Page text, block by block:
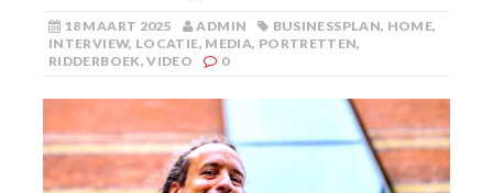
18 MAART 2025 ADMIN BUSINESSPLAN, HOME,
INTERVIEW, LOCATIE, MEDIA, PORTRETTEN,
RIDDERBOEK,VIDEO 0